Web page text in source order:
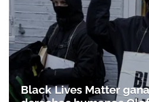
Black Lives Matter
derechos humanos